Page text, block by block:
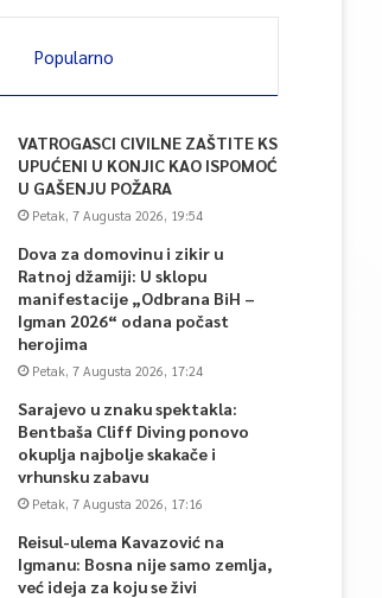
Popularno
VATROGASCI CIVILNE ZAŠTITE KS
UPUĆENI U KONJIC KAO ISPOMOĆ
U GAŠENJU POŽARA
Petak, 7 Augusta 2026, 19:54
Dova za domovinu i zikir u
Ratnoj džamiji: U sklopu
manifestacije „Odbrana BiH –
Igman 2026“ odana počast
herojima
Petak, 7 Augusta 2026, 17:24
Sarajevo u znaku spektakla:
Bentbaša Cliff Diving ponovo
okuplja najbolje skakače i
vrhunsku zabavu
Petak, 7 Augusta 2026, 17:16
Reisul-ulema Kavazović na
Igmanu: Bosna nije samo zemlja,
već ideja za koju se živi